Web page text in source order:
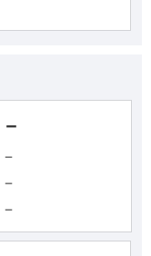
－
－
－
－